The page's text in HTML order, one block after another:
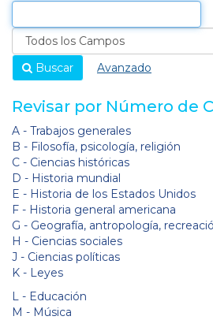
Buscar Avanzado
Revisar por Número de
A - Trabajos generales
B - Filosofía, psicología, religión
C - Ciencias históricas
D - Historia mundial
E - Historia de los Estados Unidos
F - Historia general americana
G - Geografía, antropología,
H - Ciencias sociales
J - Ciencias políticas
K - Leyes
L - Educación
M - Música